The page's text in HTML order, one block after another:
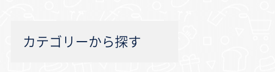
カテゴリーから探す